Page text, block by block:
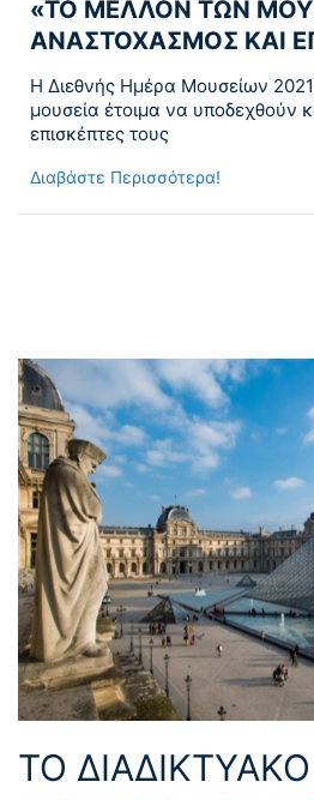
«ΤΟ ΜΕΛΛΟΝ ΤΩΝ
ΑΝΑΣΤΟΧΑΣΜΟΣ ΚΑΙ
Η Διεθνής Ημέρα Μουσείων 2021
μουσεία έτοιμα να υποδεχθούν
επισκέπτες τους
Διαβάστε Περισσότερα!
ΤΟ ΔΙΑΔΙΚΤΥΑΚΟ